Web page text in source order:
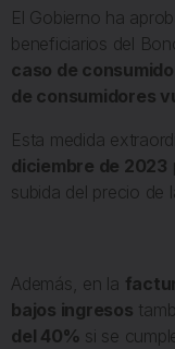
El Gobierno ha
beneficiarios del
caso de
de consumidores
Esta medida
diciembre de 2023
subida del precio de
Además, en la
bajos ingresos
del 40% si se